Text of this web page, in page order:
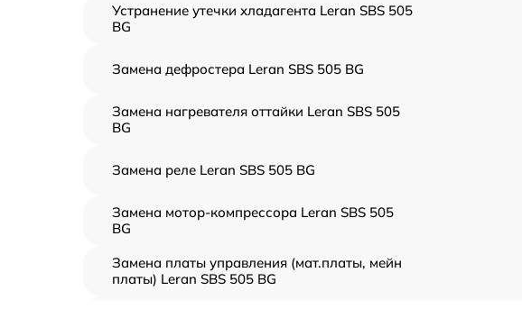
Устранение утечки хладагента Leran SBS 505
BG
Замена дефростера Leran SBS 505 BG
Замена нагревателя оттайки Leran SBS 505
BG
Замена реле Leran SBS 505 BG
Замена мотор-компрессора Leran SBS 505
BG
Замена платы управления (мат.платы, мейн
платы) Leran SBS 505 BG